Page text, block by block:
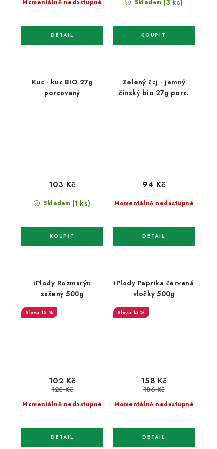
Momentálně nedostupné Skladem (3 ks)
Kuc - kuc BIO 27g
porcovaný
Skladem (1 ks)
103 Kč
Zelený čaj - jemný
čínský bio 27g porc.
Momentálně nedostupné
94 Kč
iPlody Rozmarýn
sušený 500g
15 %
Momentálně nedostupné
102 Kč
120 Kč
iPlody Paprika červená
vločky 500g
15 %
Momentálně nedostupné
158 Kč
186 Kč